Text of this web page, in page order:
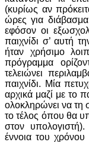
(κυρίως αν
ώρες για διάβασμα
εφόσον οι
παιχνίδι σ’ αυτή
ήταν χρήσιμο
πρόγραμμα
τελειώνει
παιχνίδι. Μία
αρχικά μαζί με το
ολοκληρώνει να τη
το τέλος όπου θα
στον
έννοια του